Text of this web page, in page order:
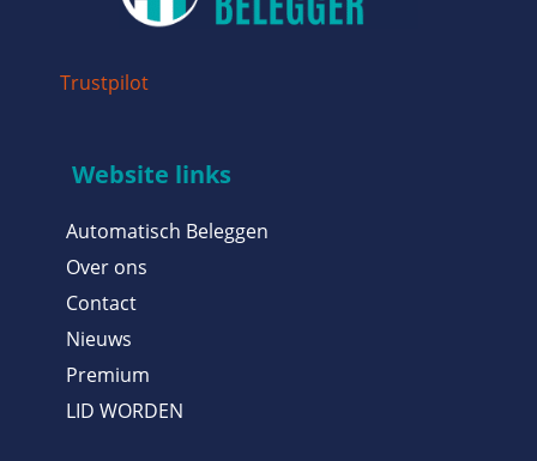
Trustpilot
Website links
Automatisch Beleggen
Over ons
Contact
Nieuws
Premium
LID WORDEN